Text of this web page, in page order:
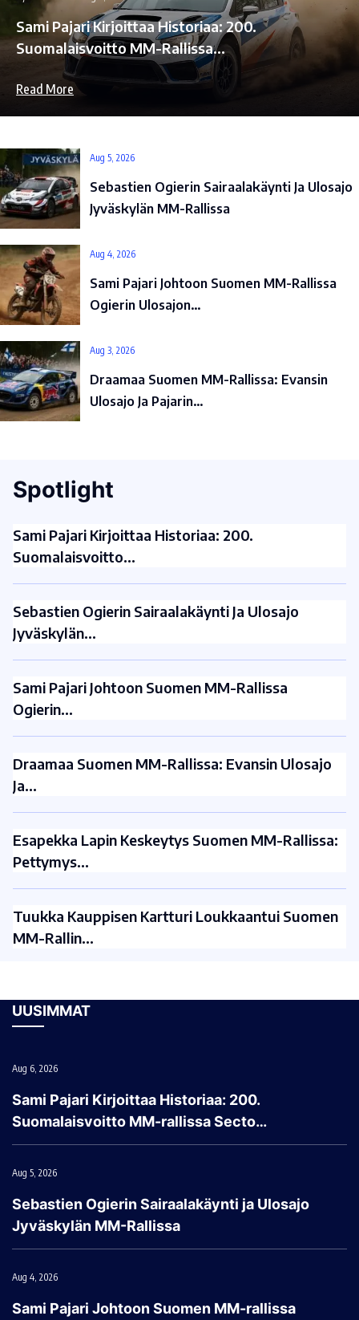
Sami Pajari Kirjoittaa Historiaa: 200.
Suomalaisvoitto MM-Rallissa…
Read More
Aug 5, 2026
Sebastien Ogierin Sairaalakäynti Ja Ulosajo
Jyväskylän MM-Rallissa
Aug 4, 2026
Sami Pajari Johtoon Suomen MM-Rallissa
Ogierin Ulosajon…
Aug 3, 2026
Draamaa Suomen MM-Rallissa: Evansin
Ulosajo Ja Pajarin…
Spotlight
Sami Pajari Kirjoittaa Historiaa: 200.
Suomalaisvoitto…
Sebastien Ogierin Sairaalakäynti Ja Ulosajo
Jyväskylän…
Sami Pajari Johtoon Suomen MM-Rallissa
Ogierin…
Draamaa Suomen MM-Rallissa: Evansin Ulosajo
Ja…
Esapekka Lapin Keskeytys Suomen MM-Rallissa:
Pettymys…
Tuukka Kauppisen Kartturi Loukkaantui Suomen
MM-Rallin…
UUSIMMAT
Aug 6, 2026
Sami Pajari Kirjoittaa Historiaa: 200.
Suomalaisvoitto MM-rallissa Secto…
Aug 5, 2026
Sebastien Ogierin Sairaalakäynti ja Ulosajo
Jyväskylän MM-Rallissa
Aug 4, 2026
Sami Pajari Johtoon Suomen MM-rallissa